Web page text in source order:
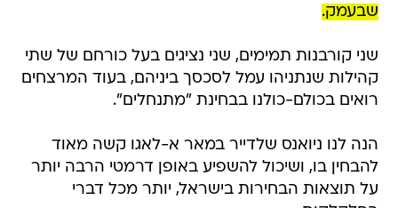
שבעמק.
שני קורבנות תמימים, שני נציגים בעל כורחם של שתי
קהילות שנתניהו עמל לסכסך ביניהם, בעוד המרצחים
רואים בכולם-כולנו בבחינת "מתנחלים".
הנה לנו ניואנס שלדייר במאר א-לאגו קשה מאוד
להבחין בו, ושיכול להשפיע באופן דרמטי הרבה יותר
על תוצאות הבחירות בישראל, יותר מכל דברי